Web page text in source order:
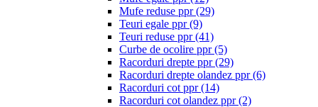
Mufe reduse ppr(29)
Teuri egale ppr(9)
Teuri reduse ppr(41)
Curbe de ocolire ppr(5)
Racorduri drepte ppr(29)
Racorduri drepte olandez ppr(6)
Racorduri cot ppr(14)
Racorduri cot olandez ppr(2)